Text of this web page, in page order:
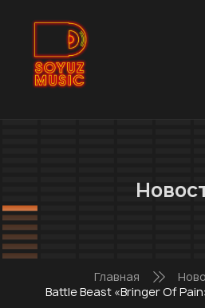
Главная
Battle Beast «Bringer Of